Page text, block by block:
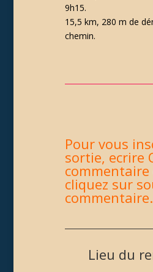
9h15.
15,5 km, 280 m de
chemin.
Pour vous
sortie, ecrire
commentaire
cliquez sur
commentaire.
Lieu du